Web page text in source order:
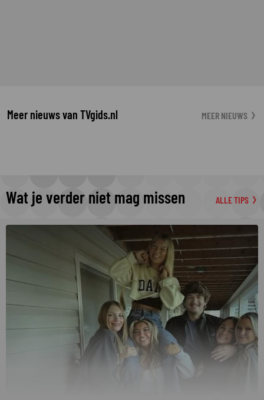
Meer nieuws van TVgids.nl MEER NIEUWS
Wat je verder niet mag missen ALLE TIPS